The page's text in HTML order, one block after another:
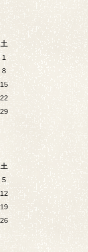
土
1
8
15
22
29
土
5
12
19
26